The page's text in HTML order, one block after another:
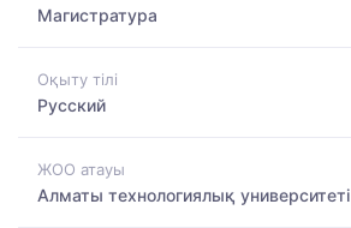
Магистратура
Оқыту тілі
Русский
ЖОО атауы
Алматы технологиялық университеті